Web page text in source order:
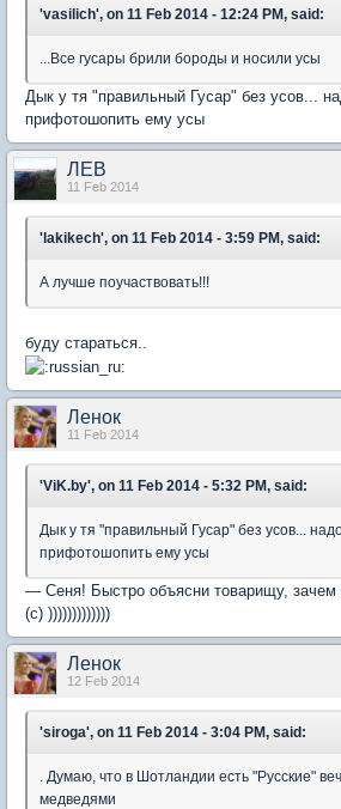
'vasilich', on 11 Feb 2014 - 12:24 PM, said:
...Все гусары брили бороды и носили усы
Дык у тя "правильный Гусар" без усов...
прифотошопить ему усы
ЛЕВ
11 Feb 2014
'lakikech', on 11 Feb 2014 - 3:59 PM, said:
А лучше поучаствовать!!!
буду стараться..
Ленок
11 Feb 2014
'ViK.by', on 11 Feb 2014 - 5:32 PM, said:
Дык у тя "правильный Гусар" без усов...
прифотошопить ему усы
— Сеня! Быстро объясни товарищу, зачем
(с) )))))))))))))
Ленок
12 Feb 2014
'siroga', on 11 Feb 2014 - 3:04 PM, said:
. Думаю, что в Шотландии есть "Русские"
медведями